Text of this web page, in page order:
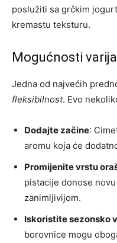
poslužiti sa grčkim
kremastu teksturu.
Mogućnosti
Jedna od najvećih
fleksibilnost. Evo
Dodajte začine:
aromu koja će
Promijenite vrstu
pistacije donose
zanimljivijom.
Iskoristite sezonsko
borovnice mogu